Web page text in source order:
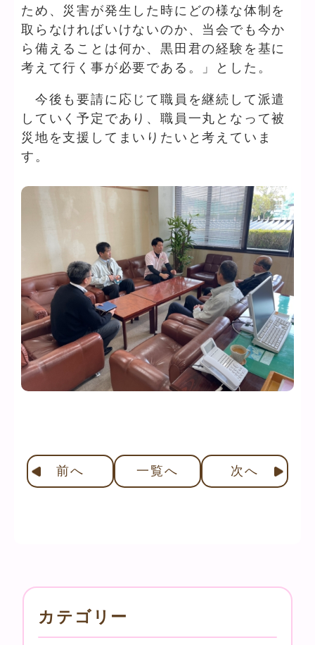
ため、災害が発生した時にどの様な体制を
取らなければいけないのか、当会でも今か
ら備えることは何か、黒田君の経験を基に
考えて行く事が必要である。」とした。
今後も要請に応じて職員を継続して派遣
していく予定であり、職員一丸となって被
災地を支援してまいりたいと考えていま
す。
前へ 一覧へ 次へ
カテゴリー